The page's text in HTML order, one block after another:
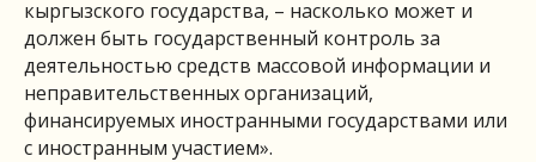
кыргызского государства, – насколько может и
должен быть государственный контроль за
деятельностью средств массовой информации и
неправительственных организаций,
финансируемых иностранными государствами или
с иностранным участием».